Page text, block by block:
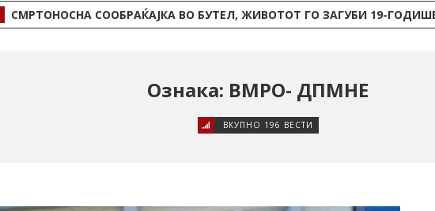
СМРТОНОСНА СООБРАЌАЈКА ВО БУТЕЛ, ЖИВОТОТ ГО ЗАГУБИ 19-
Ознака: ВМРО- ДПМНЕ
ВКУПНО 196 ВЕСТИ